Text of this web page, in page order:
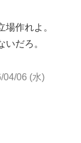
作れよ。
だろ。
04/06 (水)